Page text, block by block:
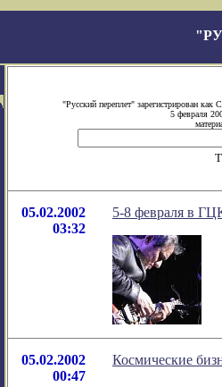
"Русский переплет" зарегистрирован
5 февраля
05.02.2002
03:32
5-8 февраля в
05.02.2002
00:47
Космические